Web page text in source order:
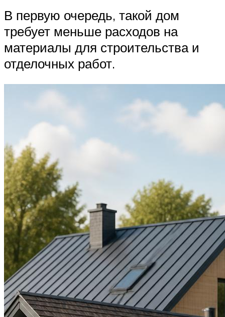
В первую очередь, такой дом
требует меньше расходов на
материалы для строительства и
отделочных работ.